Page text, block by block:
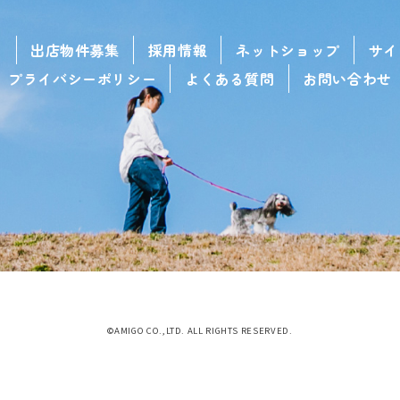
出店物件募集 採用情報 ネットショップ
サ
プライバシーポリシー
よくある質問 お問い合わせ
©AMIGO CO.,LTD. ALL RIGHTS RESERVED.